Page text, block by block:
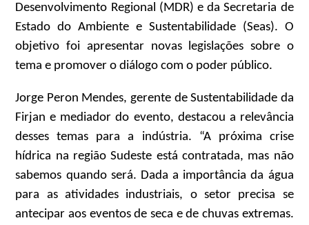
Desenvolvimento Regional (MDR) e da Secretaria de
Estado do Ambiente e Sustentabilidade (Seas). O
objetivo foi apresentar novas legislações sobre o
tema e promover o diálogo com o poder público.
Jorge Peron Mendes, gerente de Sustentabilidade da
Firjan e mediador do evento, destacou a relevância
desses temas para a indústria. “A próxima crise
hídrica na região Sudeste está contratada, mas não
sabemos quando será. Dada a importância da água
para as atividades industriais, o setor precisa se
antecipar aos eventos de seca e de chuvas extremas.